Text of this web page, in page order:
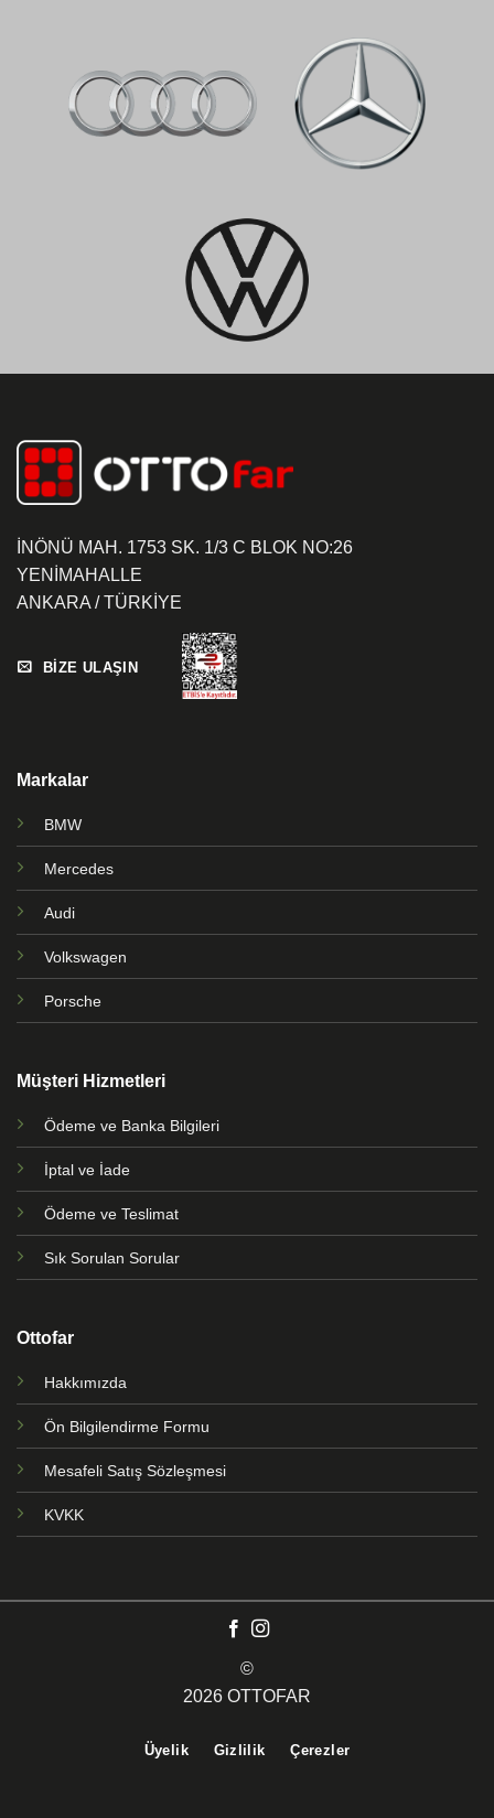
İNÖNÜ MAH. 1753 SK. 1/3 C BLOK NO:26
YENİMAHALLE
ANKARA / TÜRKİYE
BİZE ULAŞIN
Markalar
BMW
Mercedes
Audi
Volkswagen
Porsche
Müşteri Hizmetleri
Ödeme ve Banka Bilgileri
İptal ve İade
Ödeme ve Teslimat
Sık Sorulan Sorular
Ottofar
Hakkımızda
Ön Bilgilendirme Formu
Mesafeli Satış Sözleşmesi
KVKK
©
2026 OTTOFAR
Üyelik Gizlilik Çerezler